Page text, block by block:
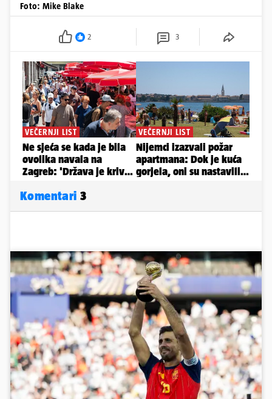
Foto: Mike Blake
2 3
Komentari 3